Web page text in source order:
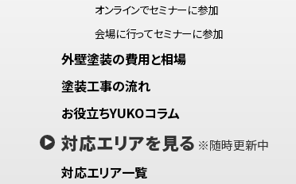
オンラインでセミナーに参加
会場に行ってセミナーに参加
外壁塗装の費用と相場
塗装工事の流れ
お役立ちYUKOコラム
対応エリアを見る ※随時更新中
対応エリア一覧